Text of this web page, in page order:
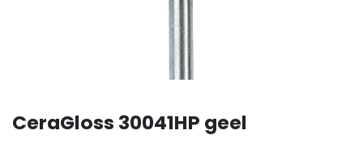
CeraGloss 30041HP geel